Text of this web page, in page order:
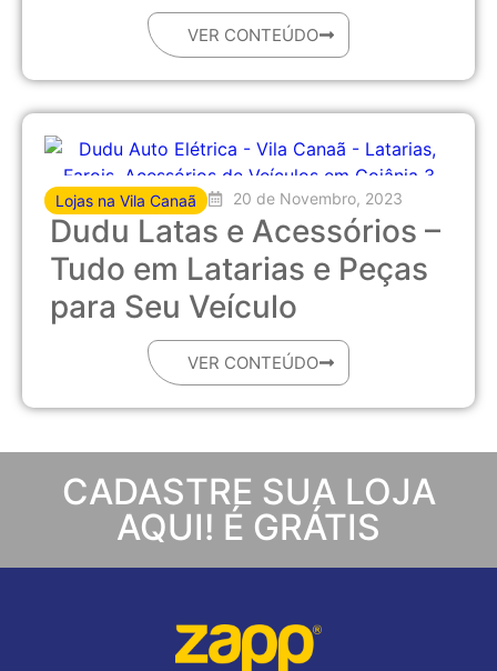
VER CONTEÚDO
Lojas na Vila Canaã 20 de Novembro, 2023
Dudu Latas e Acessórios –
Tudo em Latarias e Peças
para Seu Veículo
VER CONTEÚDO
CADASTRE SUA LOJA
AQUI! É GRÁTIS